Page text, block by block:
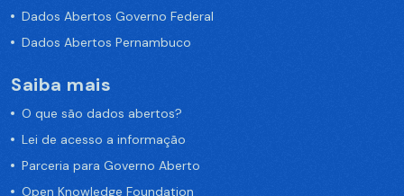
Dados Abertos Governo Federal
Dados Abertos Pernambuco
Saiba mais
O que são dados abertos?
Lei de acesso a informação
Parceria para Governo Aberto
Open Knowledge Foundation